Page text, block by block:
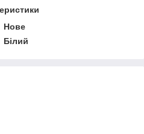
Нове
Білий